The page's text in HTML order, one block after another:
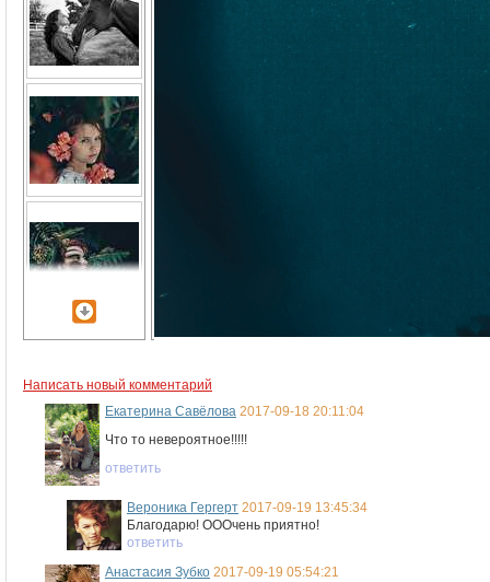
Написать новый комментарий
Екатерина Савёлова 2017-09-18 20:11:04
Что то невероятное!!!!!
ответить
Вероника Гергерт 2017-09-19 13:45:34
Благодарю! ОООчень приятно!
ответить
Анастасия Зубко 2017-09-19 05:54:21